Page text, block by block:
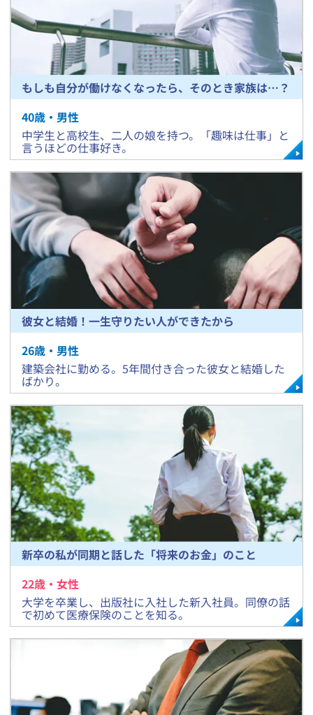
もしも自分が働けなくなったら、そのとき家族は…？
40歳・ 男性
​中学生と高校生、二人の娘を持つ。「趣味は仕事」と
言うほどの仕事好き。
彼女と結婚！一生守りたい人ができたから
26歳・ 男性
​建築会社に勤める。5年間付き合った彼女と結婚した
ばかり。
新卒の私が同期と話した「将来のお金」のこと
22歳・ 女性
​大学を卒業し、出版社に入社した新入社員。同僚の話
で初めて医療保険のことを知る。